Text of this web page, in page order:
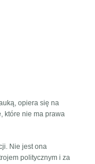
opiera się na
które nie ma prawa
Nie jest ona
politycznym i za